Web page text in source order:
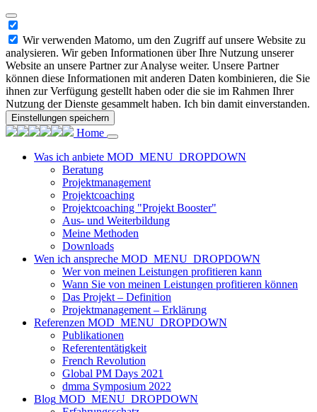
Wir verwenden Matomo, um den Zugriff auf unsere Website zu
analysieren. Wir geben Informationen über Ihre Nutzung unserer
Website an unsere Partner zur Analyse weiter. Unsere Partner
können diese Informationen mit anderen Daten kombinieren, die Sie
ihnen zur Verfügung gestellt haben oder die sie im Rahmen Ihrer
Nutzung der Dienste gesammelt haben. Ich bin damit einverstanden.
Einstellungen speichern
Home
Was ich anbiete MOD_MENU_DROPDOWN
Beratung
Projektmanagement
Projektcoaching
Projektcoaching "Projekt Booster"
Aus- und Weiterbildung
Meine Methoden
Downloads
Wen ich anspreche MOD_MENU_DROPDOWN
Wer von meinen Leistungen profitieren kann
Wann Sie von meinen Leistungen profitieren können
Das Projekt – Definition
Projektmanagement – Erklärung
Referenzen MOD_MENU_DROPDOWN
Publikationen
Referententätigkeit
French Revolution
Global PM Days 2021
dmma Symposium 2022
Blog MOD_MENU_DROPDOWN